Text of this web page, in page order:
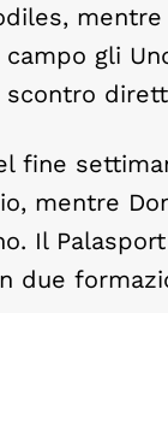
gli
scontro
fine
mentre
Il
due